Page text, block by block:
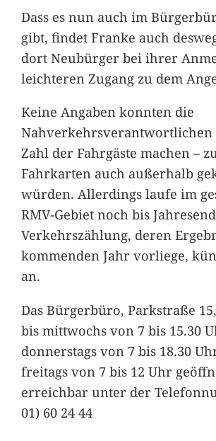
Dass es nun auch im
gibt, findet Franke auch
dort Neubürger bei ihrer
leichteren Zugang zu dem
Keine Angaben konnten die
Nahverkehrsverantwortlichen
Zahl der Fahrgäste machen –
Fahrkarten auch außerhalb
würden. Allerdings laufe im
RMV-Gebiet noch bis
Verkehrszählung, deren
kommenden Jahr vorliege,
an.
Das Bürgerbüro, Parkstraße
bis mittwochs von 7 bis 15.30
donnerstags von 7 bis 18.30
freitags von 7 bis 12 Uhr
erreichbar unter der
01) 60 24 44